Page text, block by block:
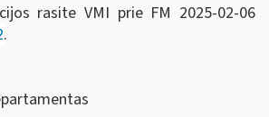
rasite VMI prie FM 2025-02-06
.